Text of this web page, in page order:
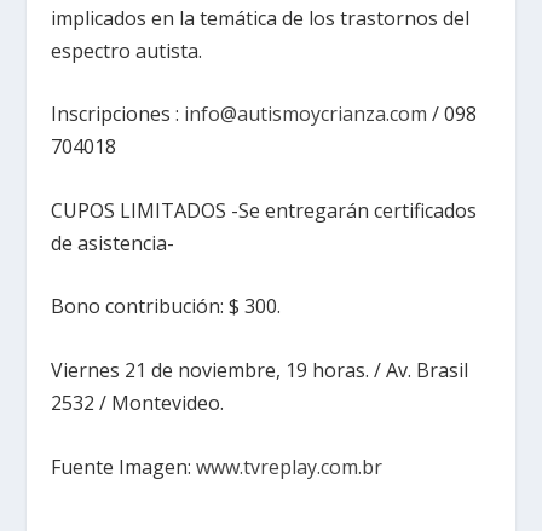
implicados en la temática de los trastornos del
espectro autista.
Inscripciones : info@autismoycrianza.com / 098
704018
CUPOS LIMITADOS -Se entregarán certificados
de asistencia-
Bono contribución: $ 300.
Viernes 21 de noviembre, 19 horas. / Av. Brasil
2532 / Montevideo.
Fuente Imagen:www.tvreplay.com.br